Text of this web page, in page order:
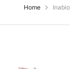
Home Inabio